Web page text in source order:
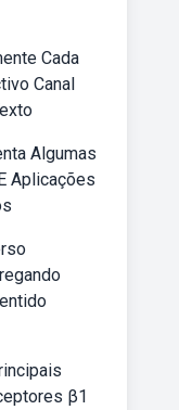
Cada
Canal
Algumas
Aplicações
β1